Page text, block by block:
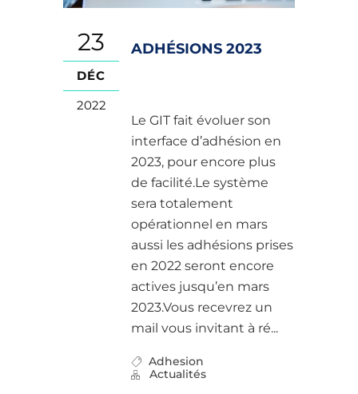
23
DÉC
2022
ADHÉSIONS 2023
Le GIT fait évoluer son
interface d’adhésion en
2023, pour encore plus
de facilité.Le système
sera totalement
opérationnel en mars
aussi les adhésions prises
en 2022 seront encore
actives jusqu’en mars
2023.Vous recevrez un
mail vous invitant à ré...
Adhesion
Actualités